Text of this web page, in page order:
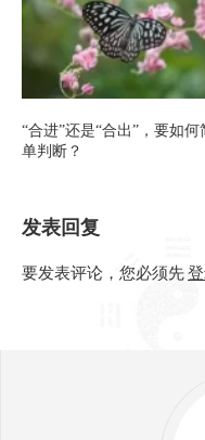
“合进”还是“合出”，要如何
单判断？
发表回复
要发表评论，您必须先